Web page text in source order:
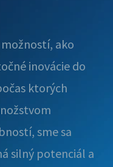
ako
inovácie do
ktorých
sme sa
silný potenciál a